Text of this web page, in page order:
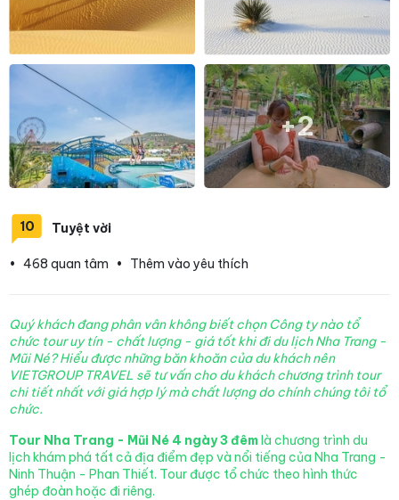
+2
10 Tuyệt vời
• 468 quan tâm • Thêm vào yêu thích
Quý khách đang phân vân không biết chọn Công ty nào tổ
chức tour uy tín - chất lượng - giá tốt khi đi du lịch Nha Trang -
Mũi Né?Hiểu được những băn khoăn của du khách nên
VIETGROUP TRAVEL sẽ tư vấn cho du khách chương trình tour
chi tiết nhất với giá hợp lý mà chất lượng do chính chúng tôi tổ
chức.
Tour Nha Trang - Mũi Né 4 ngày 3 đêmlà chương trình du
lịch khám phá tất cả địa điểm đẹp và nổi tiếng của Nha Trang -
Ninh Thuận - Phan Thiết. Tour được tổ chức theo hình thức
ghép đoàn hoặc đi riêng.